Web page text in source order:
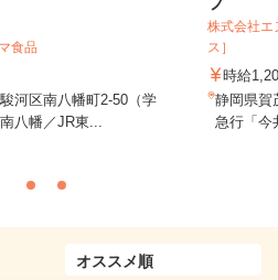
食品
河区南八幡町2-50（学
八幡／JR東...
株式会社エ
ス］
時給
静岡県賀
急行「今